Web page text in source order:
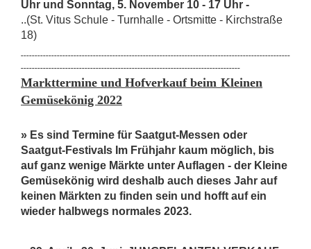
Uhr und Sonntag, 5. November 10 - 17 Uhr -
..(St. Vitus Schule - Turnhalle - Ortsmitte - Kirchstraße
18)
-------------------------------------------------------------------------------------------------
-------------------------------------------------------------------------------
Markttermine und Hofverkauf beim Kleinen
Gemüsekönig 2022
» Es sind Termine für Saatgut-Messen oder
Saatgut-Festivals Im Frühjahr kaum möglich, bis
auf ganz wenige Märkte unter Auflagen - der Kleine
Gemüsekönig wird deshalb auch dieses Jahr auf
keinen Märkten zu finden sein und hofft auf ein
wieder halbwegs normales 2023.